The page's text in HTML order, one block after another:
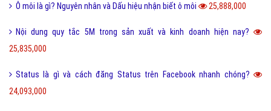
Ô môi là gì? Nguyên nhân và Dấu hiệu nhận biết ô môi 25,888,000
Nội dung quy tắc 5M trong sản xuất và kinh doanh hiện nay?
25,835,000
Status là gì và cách đăng Status trên Facebook nhanh chóng?
24,093,000